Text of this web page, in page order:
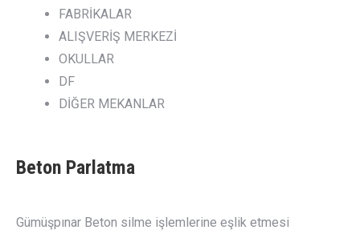
FABRİKALAR
ALIŞVERİŞ MERKEZİ
OKULLAR
DF
DİĞER MEKANLAR
Beton Parlatma
Gümüşpınar Beton silme işlemlerine eşlik etmesi